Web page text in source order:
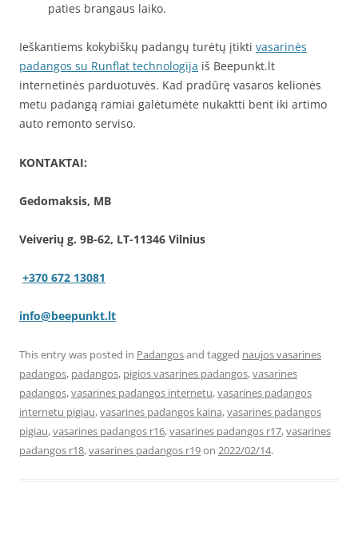
paties brangaus laiko.
Ieškantiems kokybiškų padangų turėtų įtikti vasarinės
padangos su Runflat technologija iš Beepunkt.lt
internetinės parduotuvės. Kad pradūrę vasaros kelionės
metu padangą ramiai galėtumėte nukaktti bent iki artimo
auto remonto serviso.
KONTAKTAI:
Gedomaksis, MB
Veiverių g. 9B-62, LT-11346 Vilnius
+370 672 13081
info@beepunkt.lt
This entry was posted in Padangosand tagged naujos vasarines
padangos, padangos, pigios vasarines padangos,vasarines
padangos,vasarines padangos internetu,vasarines padangos
internetu pigiau,vasarines padangos kaina,vasarines padangos
pigiau,vasarines padangos r16,vasarines padangos r17,vasarines
padangos r18,vasarines padangos r19on 2022/02/14.